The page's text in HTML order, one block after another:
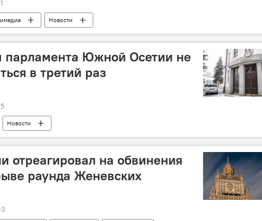
Новости
парламента Южной Осетии не
в третий раз
Новости
отреагировал на обвинения
раунда Женевских